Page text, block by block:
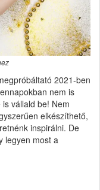
2021-ben
nem is
vállald be! Nem
elkészíthető,
inspirálni. De
legyen most a